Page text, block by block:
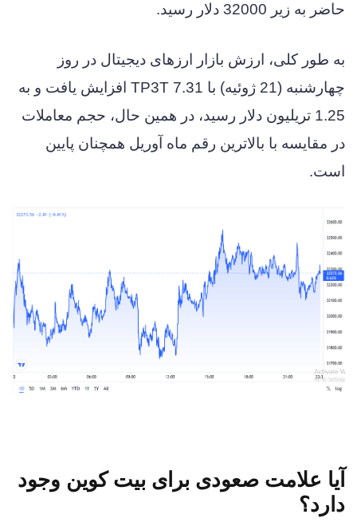
حاضر به زیر 32000 دلار رسید.
به طور کلی، ارزش بازار ارزهای دیجیتال در روز
چهارشنبه (21 ژوئیه) با 7.31 TP3T افزایش یافت و به
1.25 تریلیون دلار رسید، در همین حال، حجم معاملات
در مقایسه با بالاترین رقم ماه آوریل همچنان پایین
است.
آیا علامت صعودی برای بیت کوین وجود
دارد؟